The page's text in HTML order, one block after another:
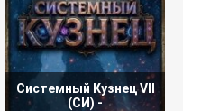
Системный Кузнец VII
(СИ) -